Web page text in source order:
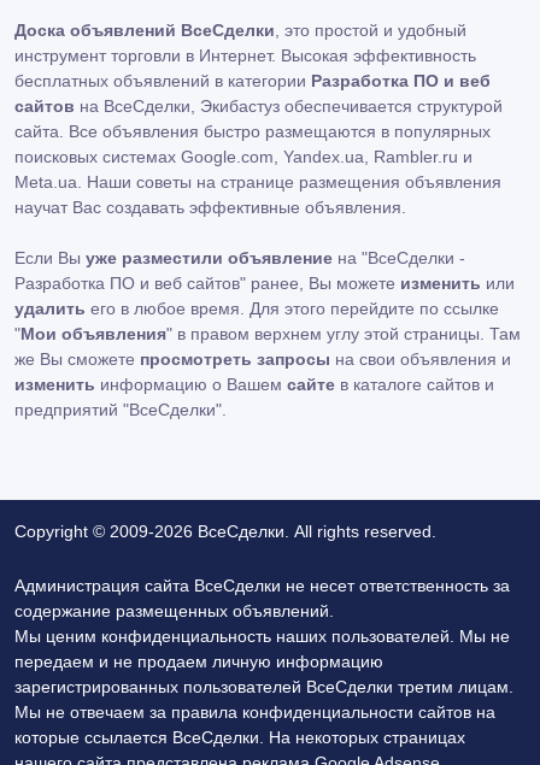
Доска объявлений ВсеСделки , это простой и удобный
инструмент торговли в Интернет. Высокая эффективность
бесплатных объявлений в категории Разработка ПО и веб
сайтов на ВсеСделки, Экибастуз обеспечивается структурой
сайта. Все объявления быстро размещаются в популярных
поисковых системах Google.com, Yandex.ua, Rambler.ru и
Meta.ua. Наши советы на странице размещения объявления
научат Вас создавать эффективные объявления.
Если Вы уже разместили объявление на "ВсеСделки -
Разработка ПО и веб сайтов" ранее, Вы можете изменить или
удалить его в любое время. Для этого перейдите по ссылке
"Мои объявления" в правом верхнем углу этой страницы. Там
же Вы сможете просмотреть запросы на свои объявления и
изменить информацию о Вашем сайте в каталоге сайтов и
предприятий "ВсеСделки".
Copyright © 2009-2026 ВсеСделки. All rights reserved.
Администрация сайта ВсеСделки не несет ответственность за
содержание размещенных объявлений.
Мы ценим конфиденциальность наших пользователей. Мы не
передаем и не продаем личную информацию
зарегистрированных пользователей ВсеСделки третим лицам.
Мы не отвечаем за правила конфиденциальности сайтов на
которые ссылается ВсеСделки. На некоторых страницах